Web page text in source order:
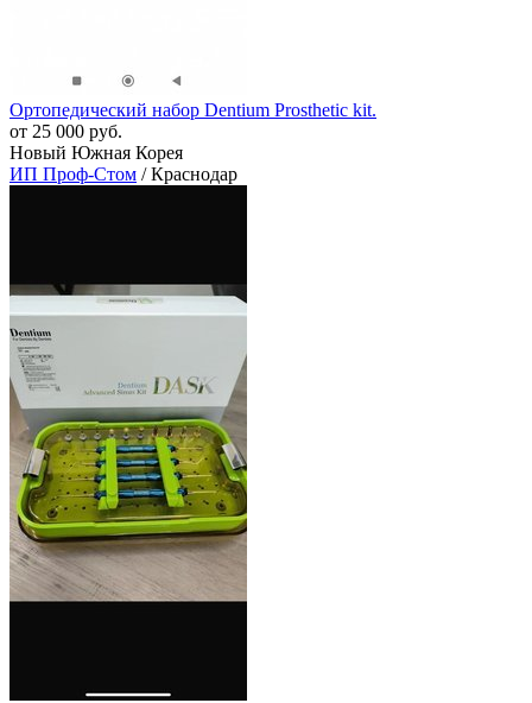
Ортопедический набор Dentium Prosthetic kit.
от 25 000 руб.
Новый Южная Корея
ИП Проф-Стом / Краснодар